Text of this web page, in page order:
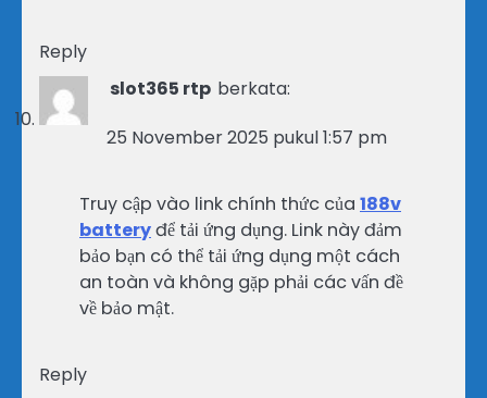
Reply
slot365 rtp berkata:
25 November 2025 pukul 1:57 pm
Truy cập vào link chính thức của 188v
batteryđể tải ứng dụng. Link này đảm
bảo bạn có thể tải ứng dụng một cách
an toàn và không gặp phải các vấn đề
về bảo mật.
Reply